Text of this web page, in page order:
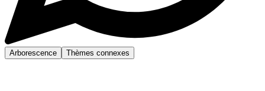
Arborescence Thèmes connexes